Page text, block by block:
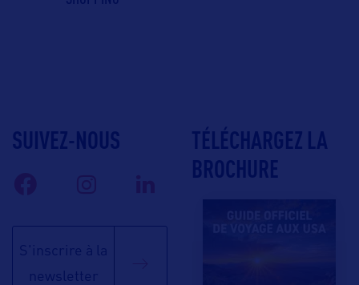
SUIVEZ-NOUS
S'inscrire à la
newsletter
TÉLÉCHARGEZ LA
BROCHURE